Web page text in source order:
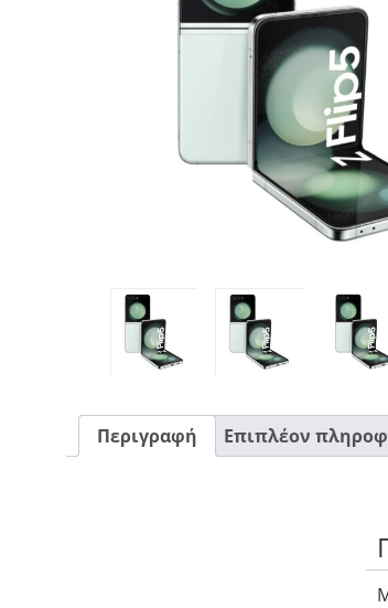
LIQUID COOLERS
Περιγραφή Επιπλέον